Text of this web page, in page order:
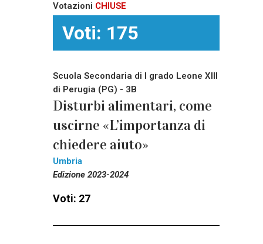
Votazioni CHIUSE
Voti: 175
Scuola Secondaria di I grado Leone XIII
di Perugia (PG) - 3B
Disturbi alimentari, come
uscirne «L’importanza di
chiedere aiuto»
Umbria
Edizione 2023-2024
Voti: 27